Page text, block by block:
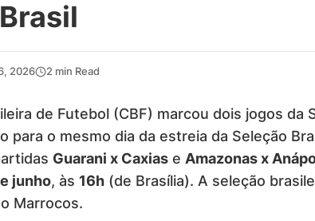
2026 2 min Read
de Futebol (CBF) marcou dois jogos da
para o mesmo dia da estreia da Seleção
Guarani x Caxias e Amazonas x
junho, às 16h (de Brasília). A seleção
Marrocos.